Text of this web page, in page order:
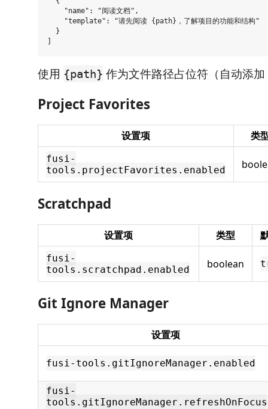
    "name": "阅读文档",
    "template": "请先阅读 {path}，了解项目的功能和结构"
  }
使用 {path} 作为文件路径占位符（自动添加
Project Favorites
设置项 类
fusi-
tools.projectFavorites.enabled
Scratchpad
设置项 类型
fusi-
tools.scratchpad.enabled
boolean
Git Ignore Manager
设置项
fusi-tools.gitIgnoreManager.enabled
fusi-
tools.gitIgnoreManager.refreshOnFocus